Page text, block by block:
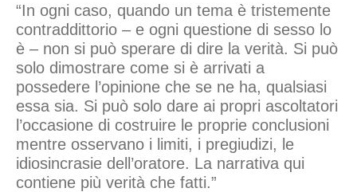
“In ogni caso, quando un tema è tristemente
contraddittorio – e ogni questione di sesso lo
è – non si può sperare di dire la verità. Si può
solo dimostrare come si è arrivati a
possedere l’opinione che se ne ha, qualsiasi
essa sia. Si può solo dare ai propri ascoltatori
l’occasione di costruire le proprie conclusioni
mentre osservano i limiti, i pregiudizi, le
idiosincrasie dell’oratore. La narrativa qui
contiene più verità che fatti.”